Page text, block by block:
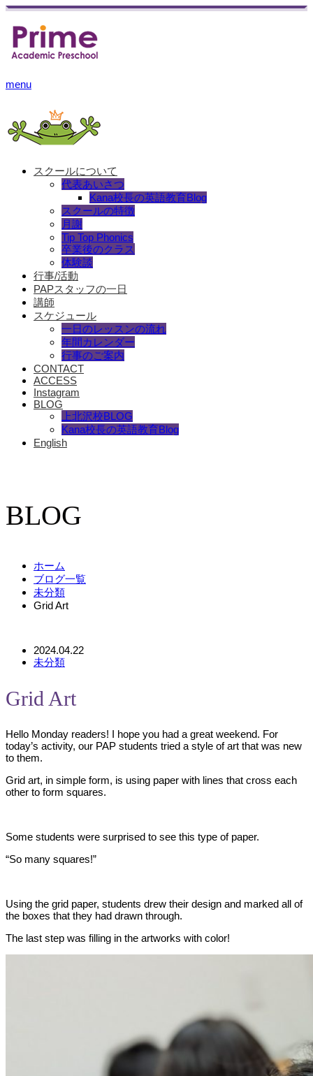
menu
スクールについて
代表あいさつ
Kana校長の英語教育Blog
スクールの特徴
月謝
Tip Top Phonics
卒業後のクラス
体験談
行事/活動
PAPスタッフの一日
講師
スケジュール
一日のレッスンの流れ
年間カレンダー
行事のご案内
CONTACT
ACCESS
Instagram
BLOG
上北沢校BLOG
Kana校長の英語教育Blog
English
BLOG
ホーム
ブログ一覧
未分類
Grid Art
2024.04.22
未分類
Grid Art
Hello Monday readers! I hope you had a great weekend. For
today’s activity, our PAP students tried a style of art that was new
to them.
Grid art, in simple form, is using paper with lines that cross each
other to form squares.
Some students were surprised to see this type of paper.
“So many squares!”
Using the grid paper, students drew their design and marked all of
the boxes that they had drawn through.
The last step was filling in the artworks with color!